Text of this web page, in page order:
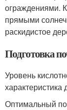
ограждениями.
прямыми
раскидистое
Подготовка
Уровень
Оптимальный